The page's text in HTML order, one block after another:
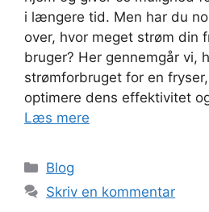
i længere tid. Men har du
over, hvor meget strøm din
bruger? Her gennemgår vi,
strømforbruget for en
optimere dens effektivitet
Læs mere
Blog
Skriv en kommentar